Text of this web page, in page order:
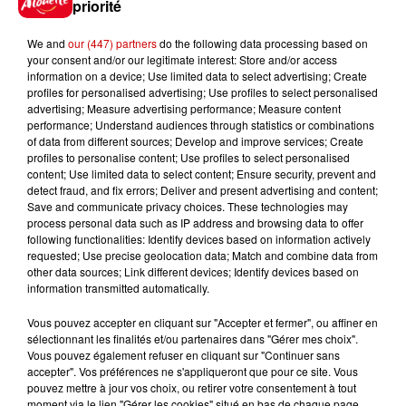
5 août 2026
"Attention au démarchage
abusif" : la préfecture de la
Gironde...
5 août 2026
À LA UNE : incendie à La
Rochelle, mégaferme de
saumons et succès...
Jeux Voir plus
Gagnez vos places pour le
priorité
We and our (447) partnersdo the following data processing based on
your consent and/or our legitimate interest: Store and/or access
information on a device; Use limited data to select advertising; Create
profiles for personalised advertising; Use profiles to select personalised
advertising; Measure advertising performance; Measure content
performance; Understand audiences through statistics or combinations
of data from different sources; Develop and improve services; Create
profiles to personalise content; Use profiles to select personalised
content; Use limited data to select content; Ensure security, prevent and
detect fraud, and fix errors; Deliver and present advertising and content;
Save and communicate privacy choices. These technologies may
process personal data such as IP address and browsing data to offer
following functionalities: Identify devices based on information actively
requested; Use precise geolocation data; Match and combine data from
other data sources; Link different devices; Identify devices based on
information transmitted automatically.
Vous pouvez accepter en cliquant sur "Accepter et fermer", ou affiner en
sélectionnant les finalités et/ou partenaires dans "Gérer mes choix".
Vous pouvez également refuser en cliquant sur "Continuer sans
accepter". Vos préférences ne s'appliqueront que pour ce site. Vous
pouvez mettre à jour vos choix, ou retirer votre consentement à tout